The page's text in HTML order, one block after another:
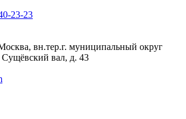
23-23
вн.тер.г. муниципальный округ
вал, д. 43